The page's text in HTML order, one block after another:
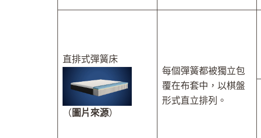
直排式彈簧床
（ 圖片來源）
每個彈簧都被獨立包
覆在布套中，以棋盤
形式直立排列。